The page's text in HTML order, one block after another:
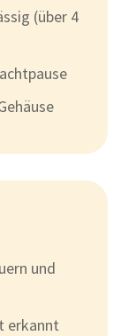
(über 4
und
erkannt